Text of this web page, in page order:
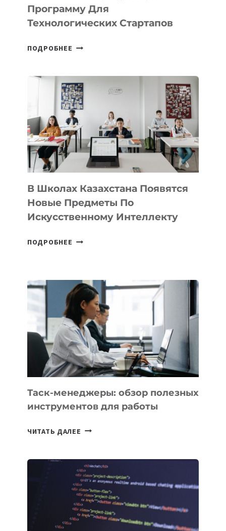
ПРЕДПРИНИМАТЕЛЬСТВО
Программу Для
Технологических Стартапов
ПОДРОБНЕЕ ОТКРЫТ
DEAL
VELOCITY
BY
MOST
—
МЕЖДУНАРОДНУЮ
ПРОГРАММУ
ДЛЯ
ТЕХНОЛОГИЧЕСКИХ
В Школах Казахстана Появятся
Новые Предметы По
Искусственному Интеллекту
ПОДРОБНЕЕ
НОВЫЕ
ПРЕДМЕТЫ
ПО
ИСКУССТВЕННОМУ
ИНТЕЛЛЕКТУ
Таск-менеджеры: обзор полезных
инструментов для работы
ЧИТАТЬ ДАЛЕЕ ТАСК-
ПОЛЕЗНЫХ
ИНСТРУМЕНТОВ
ДЛЯ
РАБОТЫ